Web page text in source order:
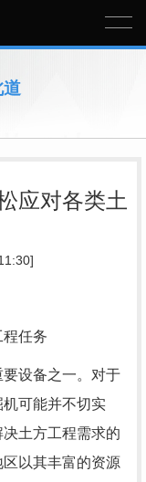
道
应对各类土
程任务
设备之一。对于
可能并不切实
土方工程需求的
以其丰富的资源